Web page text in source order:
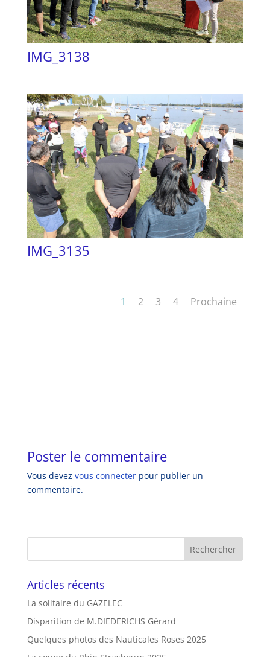
IMG_3138
IMG_3135
1 2 3 4 Prochaine
Poster le commentaire
Vous devez vous connecterpour publier un
commentaire.
Articles récents
La solitaire du GAZELEC
Disparition de M.DIEDERICHS Gérard
Quelques photos des Nauticales Roses 2025